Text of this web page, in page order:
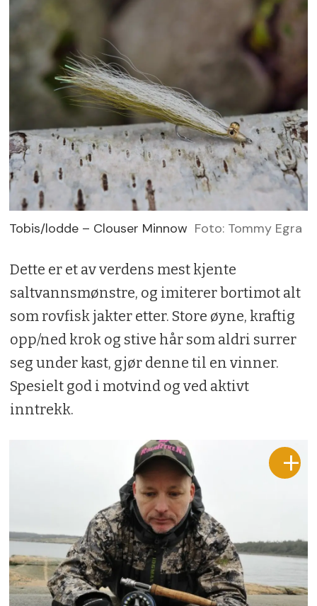
Tobis/lodde – Clouser Minnow Foto: Tommy Egra
Dette er et av verdens mest kjente
saltvannsmønstre, og imiterer bortimot alt
som rovfisk jakter etter. Store øyne, kraftig
opp/ned krok og stive hår som aldri surrer
seg under kast, gjør denne til en vinner.
Spesielt god i motvind og ved aktivt
inntrekk.